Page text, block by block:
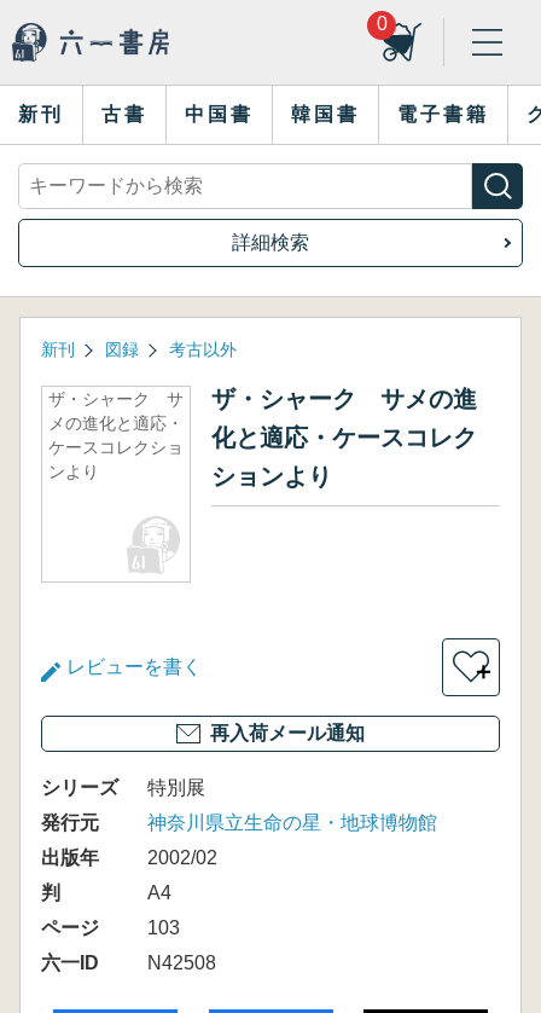
0
新刊 古書 中国書 韓国書 電子書籍
詳細検索
新刊 図録 考古以外
ザ・シャーク サ
メの進化と適応・
ケースコレクショ
ンより
ザ・シャーク サメの進
化と適応・ケースコレク
ションより
レビューを書く ＋
再入荷メール通知
シリーズ
特別展
発行元
神奈川県立生命の星・地球博物館
出版年
2002/02
判
A4
ページ
103
六一ID
N42508